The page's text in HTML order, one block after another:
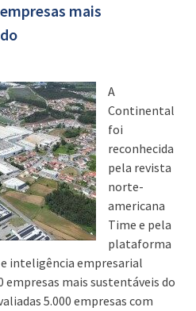
mais
A
Continental
foi
reconhecida
pela revista
norte-
americana
Time e pela
plataforma
inteligência empresarial
empresas mais sustentáveis do
5.000 empresas com